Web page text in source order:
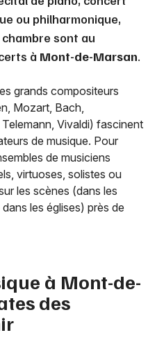
ou philharmonique,
sont au
à Mont-de-Marsan.
grands compositeurs
Mozart, Bach,
Vivaldi) fascinent
de musique. Pour
de musiciens
virtuoses, solistes ou
les scènes (dans les
les églises) près de
à Mont-de-
des